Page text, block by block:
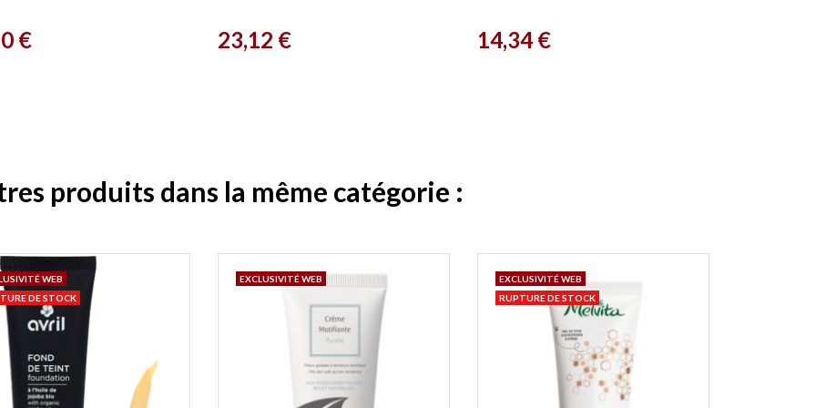
€ Prix
23,12 € Prix
14,34 €
produits dans la même catégorie :
WEB
DE STOCK
EXCLUSIVITÉ WEB
EXCLUSIVITÉ WEB
RUPTURE DE STOCK